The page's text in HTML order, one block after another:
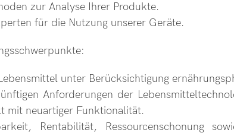
zur Analyse Ihrer Produkte.
für die Nutzung unserer Geräte.
unter Berücksichtigung
Anforderungen der
mit neuartiger Funktionalität.
Rentabilität, Ressourcenschonung